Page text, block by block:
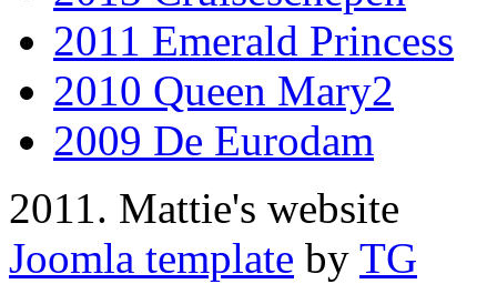
2011 Emerald Princess
2010 Queen Mary2
2009 De Eurodam
2011. Mattie's website
Joomla template by TG